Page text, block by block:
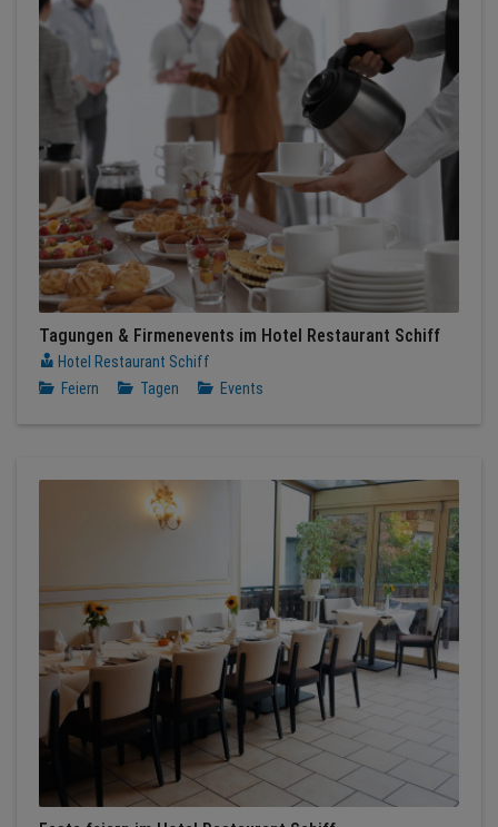
Tagungen & Firmenevents im Hotel Restaurant Schiff
Hotel Restaurant Schiff
Feiern
Tagen Events